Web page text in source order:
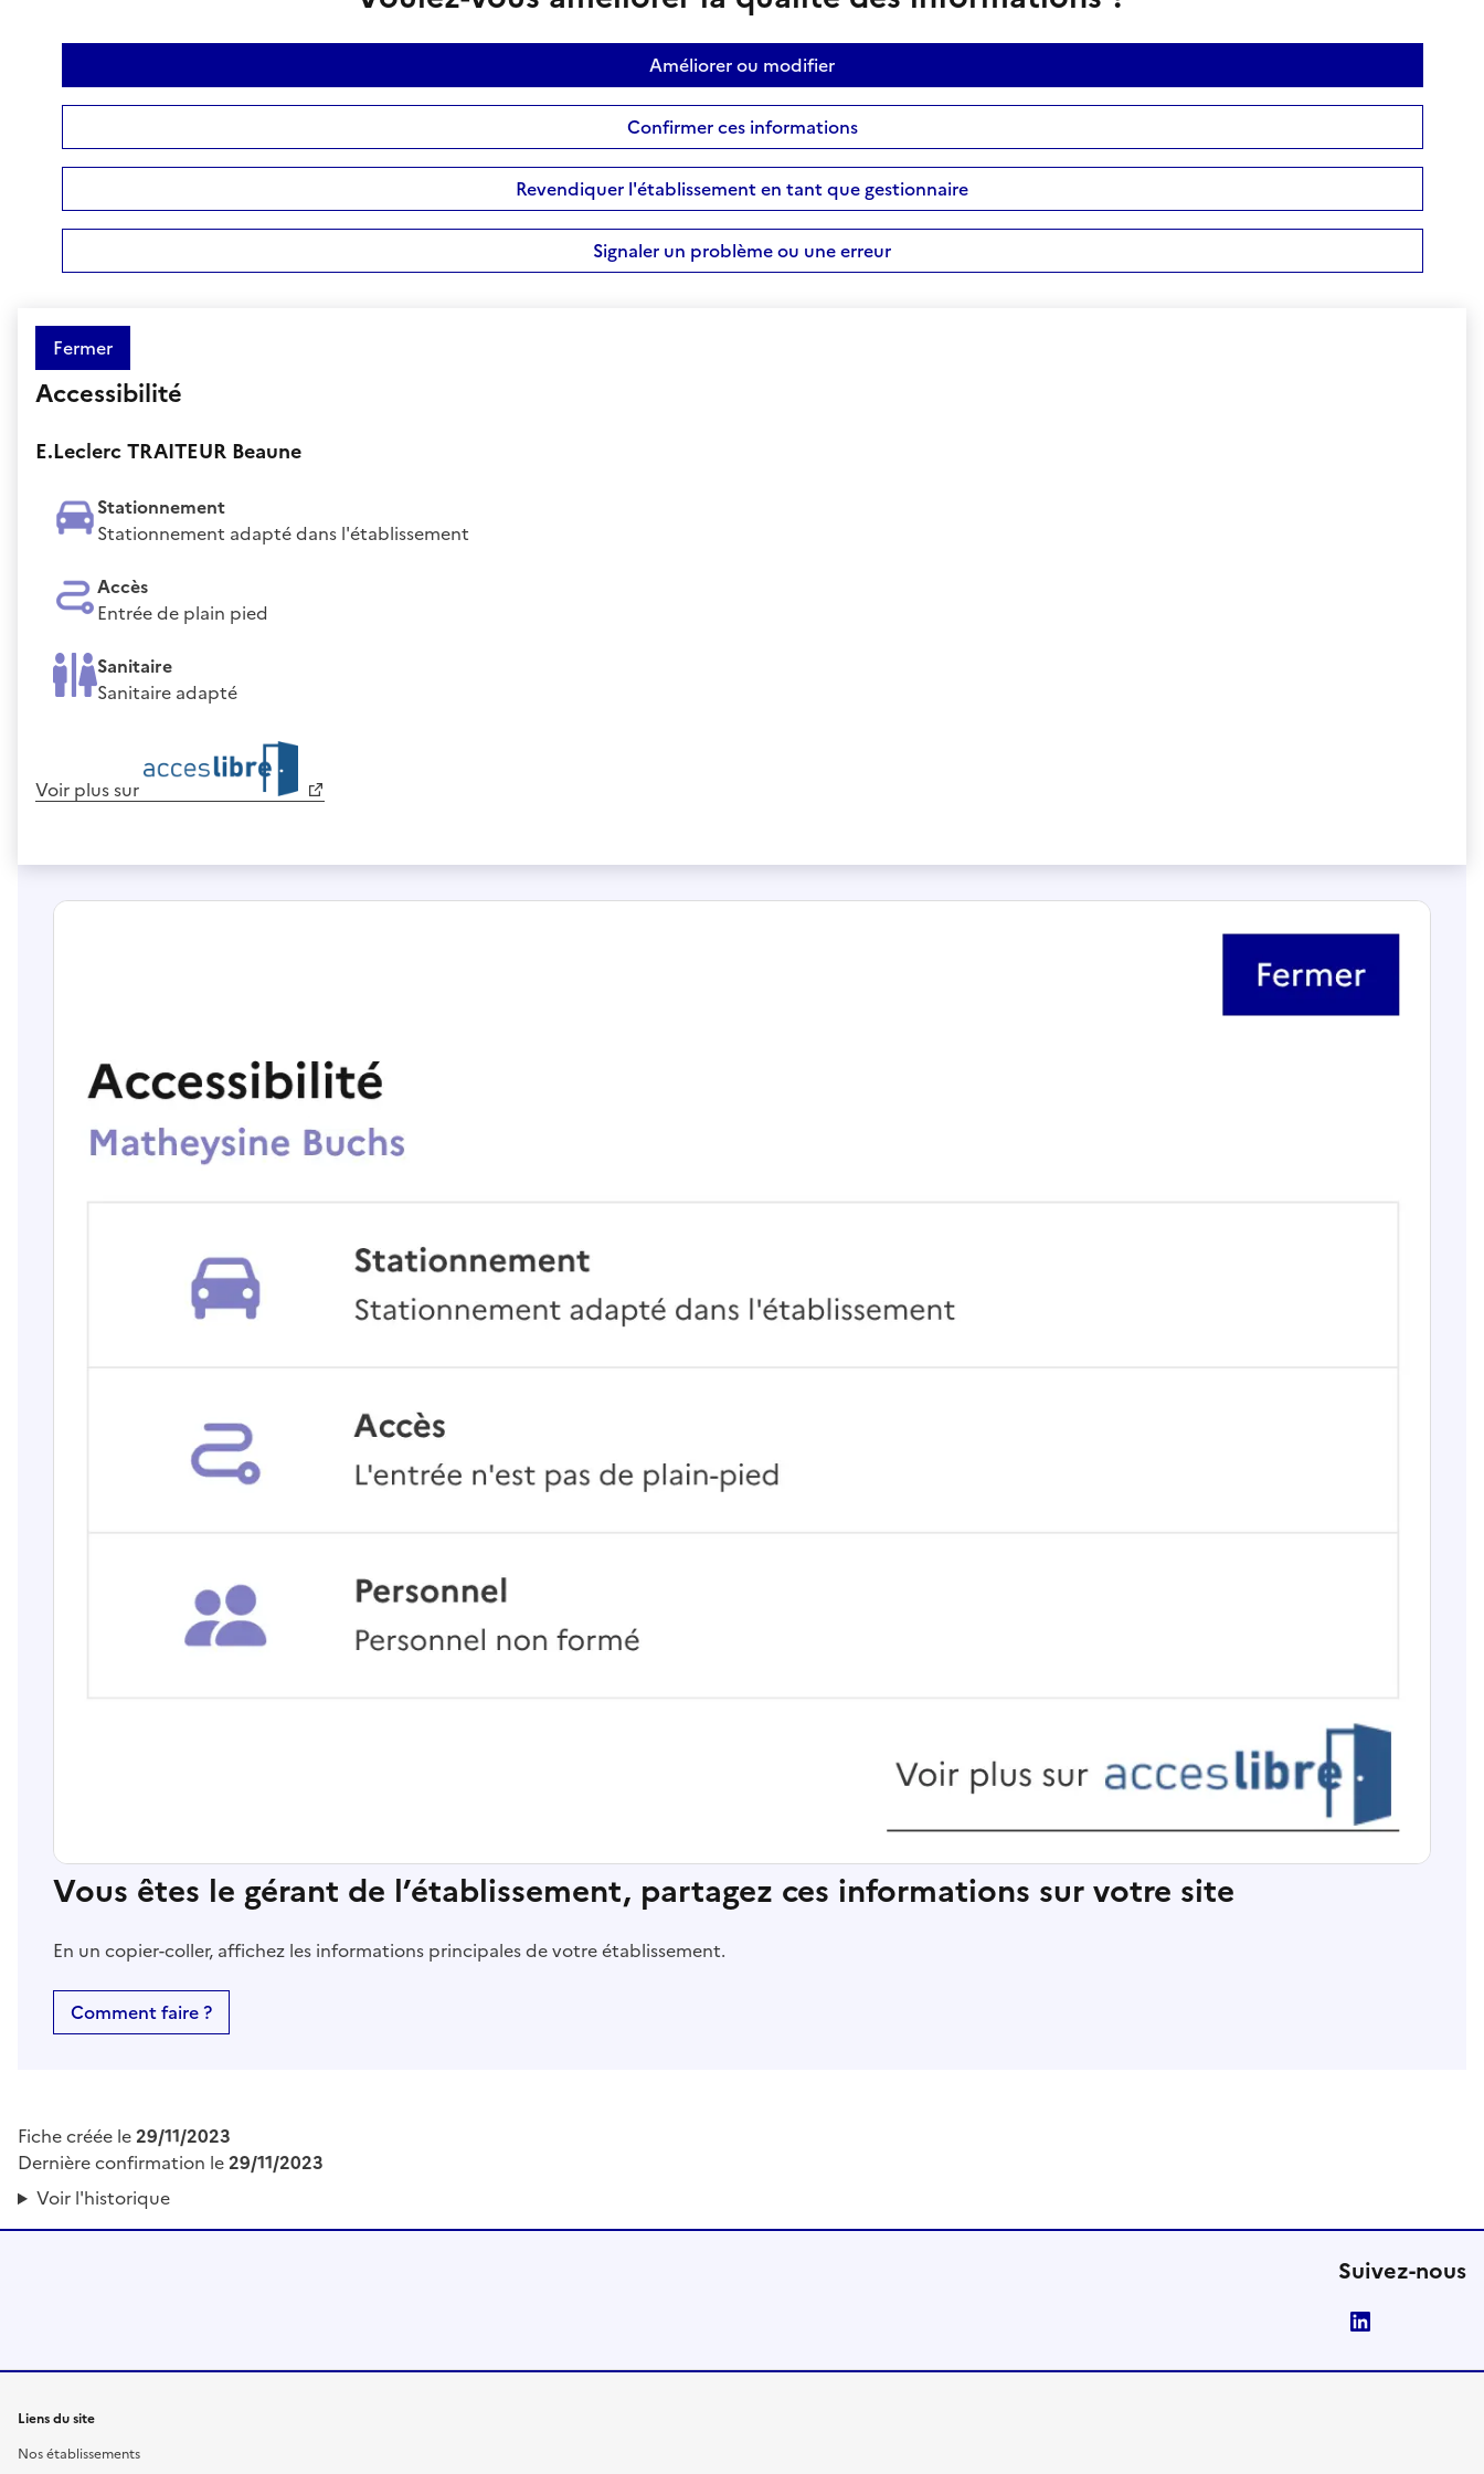
Améliorer ou modifier
Confirmer ces informations
Revendiquer l'établissement en tant que gestionnaire
Signaler un problème ou une erreur
Fermer
Accessibilité
E.Leclerc TRAITEUR Beaune
Stationnement
Stationnement adapté dans l'établissement
Accès
Entrée de plain pied
Sanitaire
Sanitaire adapté
Voir plus sur
Vous êtes le gérant de l’établissement, partagez ces informations sur votre site
En un copier-coller, affichez les informations principales de votre établissement.
Comment faire ?
Fiche créée le29/11/2023
Dernière confirmation le29/11/2023
Voir l'historique
Suivez-nous
Liens du site
Nos établissements